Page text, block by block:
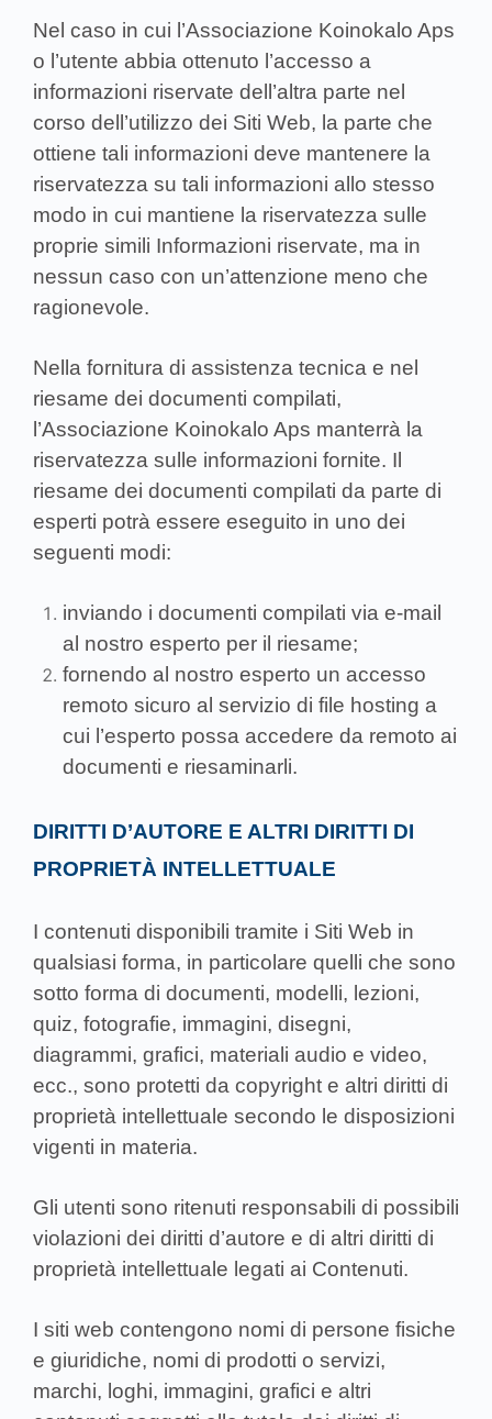
Nel caso in cui l’Associazione Koinokalo Aps
o l’utente abbia ottenuto l’accesso a
informazioni riservate dell’altra parte nel
corso dell’utilizzo dei Siti Web, la parte che
ottiene tali informazioni deve mantenere la
riservatezza su tali informazioni allo stesso
modo in cui mantiene la riservatezza sulle
proprie simili Informazioni riservate, ma in
nessun caso con un’attenzione meno che
ragionevole.
Nella fornitura di assistenza tecnica e nel
riesame dei documenti compilati,
l’Associazione Koinokalo Aps manterrà la
riservatezza sulle informazioni fornite. Il
riesame dei documenti compilati da parte di
esperti potrà essere eseguito in uno dei
seguenti modi:
inviando i documenti compilati via e-mail
al nostro esperto per il riesame;
fornendo al nostro esperto un accesso
remoto sicuro al servizio di file hosting a
cui l’esperto possa accedere da remoto ai
documenti e riesaminarli.
DIRITTI D’AUTORE E ALTRI DIRITTI DI
PROPRIETÀ INTELLETTUALE
I contenuti disponibili tramite i Siti Web in
qualsiasi forma, in particolare quelli che sono
sotto forma di documenti, modelli, lezioni,
quiz, fotografie, immagini, disegni,
diagrammi, grafici, materiali audio e video,
ecc., sono protetti da copyright e altri diritti di
proprietà intellettuale secondo le disposizioni
vigenti in materia.
Gli utenti sono ritenuti responsabili di possibili
violazioni dei diritti d’autore e di altri diritti di
proprietà intellettuale legati ai Contenuti.
I siti web contengono nomi di persone fisiche
e giuridiche, nomi di prodotti o servizi,
marchi, loghi, immagini, grafici e altri